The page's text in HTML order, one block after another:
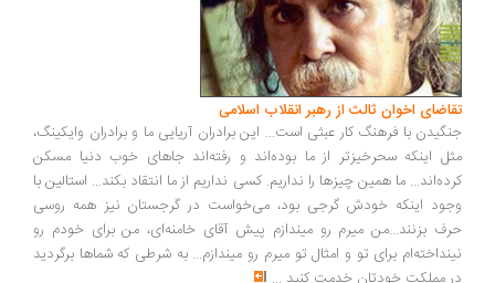
اخوان ثالث از رهبر انقلاب اسلامی
با فرهنگ کار عبثی است... این برادران آریایی ما و برادران وایکینگ،
اینکه سحرخیزتر از ما بوده‌اند و رفته‌اند جاهای خوب دنیا مسکن
ما همین چیزها را نداریم. کسی نداریم از ما انتقاد بکند... استالین با
اینکه خودش گرجی بود، می‌خواست در گرجستان نیز همه روسی
بزنند...من میرم رو میندازم پیش آقای خامنه‌ای، من برای خودم رو
برای تو و امثال تو میرم رو میندازم... به شرطی که شماها برگردید